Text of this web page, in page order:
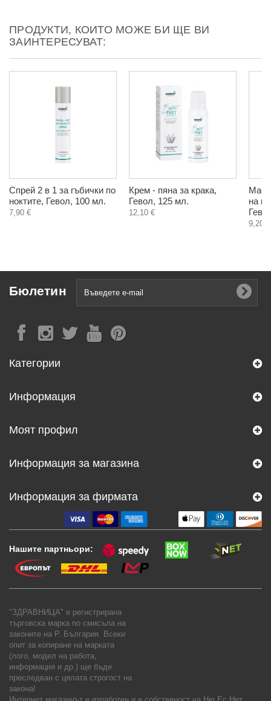
ПРОДУКТИ, КОИТО МОЖЕ БИ ЩЕ ВИ
ЗАИНТЕРЕСУВАТ:
Спрей 2 в 1 за гъбички по
ноктите, Гевол, 100 мл.
7,90 €
Крем - пяна за крака,
Гевол, 125 мл.
12,10 €
на
9,20 €
Бюлетин
Категории
Информация
Моят профил
Информация за магазина
Информация за фирмата
Нашите партньори:
"ЗДРАВНИЦА" е регистрирана
търговска марка по смисъла на
законите на Р. България. Всеки
опит за копиране на марката
(лого, модел на работа,
информация и др.) ще бъде
преследван с цялата строгост на
закона!